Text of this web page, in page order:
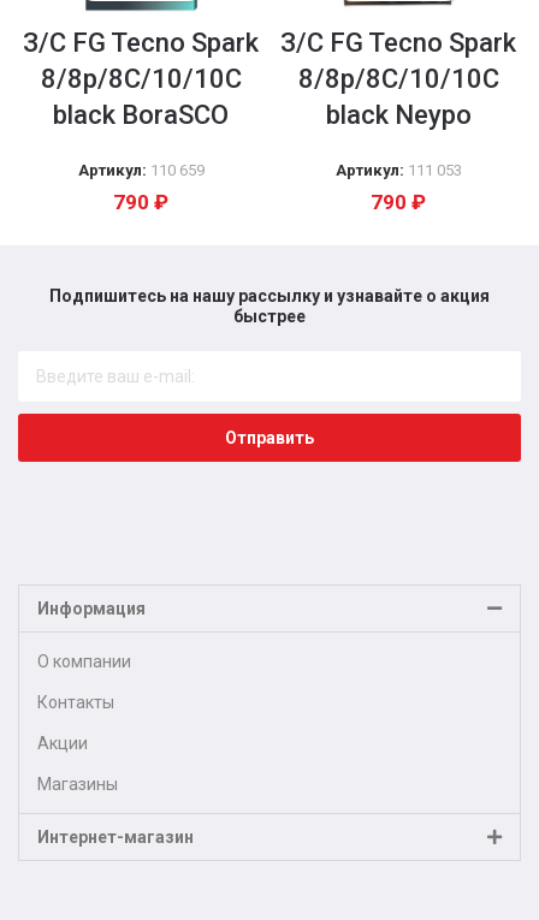
З/С FG Tecno Spark
8/8p/8C/10/10C
black BoraSCO
Артикул: 110 659
790 ₽
З/С FG Tecno Spark
8/8p/8C/10/10C
black Neypo
Артикул: 111 053
790 ₽
Подпишитесь на нашу рассылку и узнавайте о акция
быстрее​
Отправить
Информация
О компании
Контакты
Акции
Магазины
Интернет-магазин